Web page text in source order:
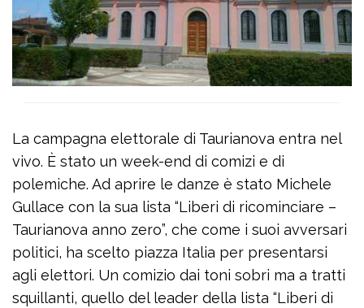
La campagna elettorale di Taurianova entra nel
vivo. È stato un week-end di comizi e di
polemiche. Ad aprire le danze è stato Michele
Gullace con la sua lista “Liberi di ricominciare –
Taurianova anno zero”, che come i suoi avversari
politici, ha scelto piazza Italia per presentarsi
agli elettori. Un comizio dai toni sobri ma a tratti
squillanti, quello del leader della lista “Liberi di